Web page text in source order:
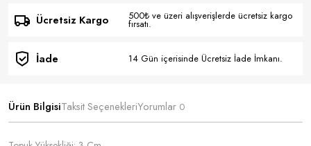
Ücretsiz Kargo 500₺ ve üzeri alışverişlerde ücretsiz kargo
fırsatı.
İade 14 Gün içerisinde Ücretsiz İade İmkanı.
Ürün BilgisiTaksit SeçenekleriYorumlar 0